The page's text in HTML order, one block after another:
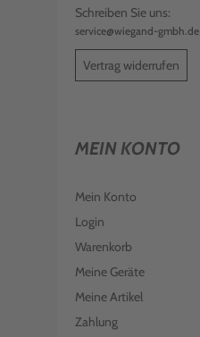
Schreiben Sie uns:
service@wiegand-gmbh.de
Vertrag widerrufen
MEIN KONTO
Mein Konto
Login
Warenkorb
Meine Geräte
Meine Artikel
Zahlung